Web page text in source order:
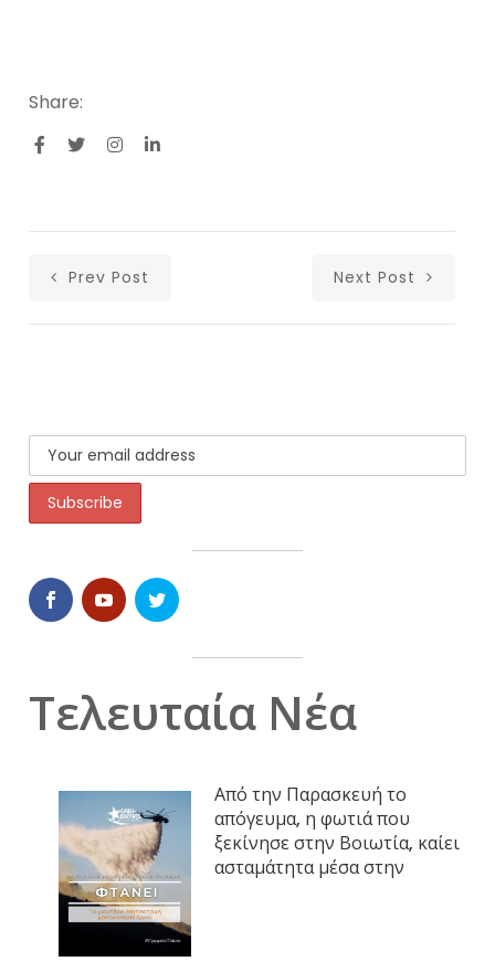
Share:
Prev Post Next Post
Τελευταία Νέα
Από την Παρασκευή το
απόγευμα, η φωτιά που
ξεκίνησε στην Βοιωτία, καίει
ασταμάτητα μέσα στην